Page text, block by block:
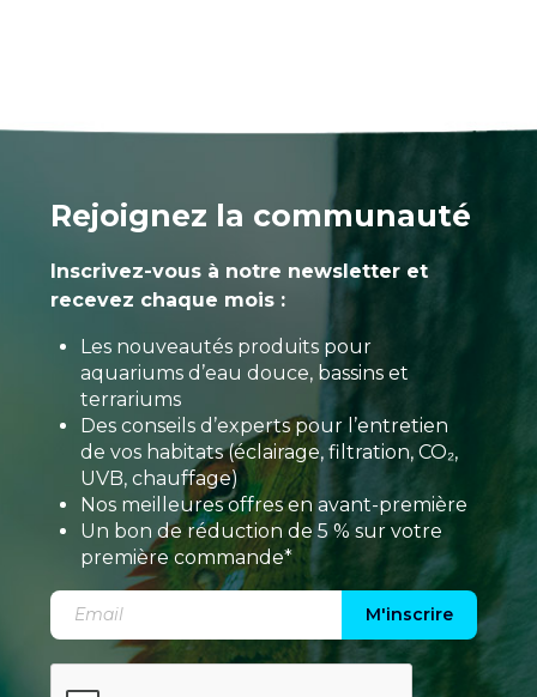
Rejoignez la communauté
Inscrivez-vous à notre newsletter et
recevez chaque mois :
Les nouveautés produits pour
aquariums d’eau douce, bassins et
terrariums
Des conseils d’experts pour l’entretien
de vos habitats (éclairage, filtration, CO₂,
UVB, chauffage)
Nos meilleures offres en avant-première
Un bon de réduction de 5 % sur votre
première commande*
M'inscrire